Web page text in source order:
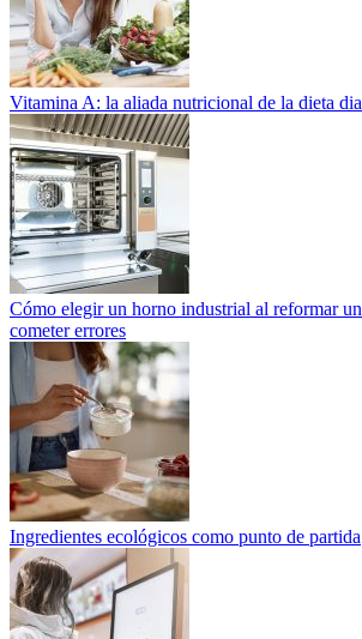
Vitamina A: la aliada nutricional de la dieta
Cómo elegir un horno industrial al reformar
cometer errores
Ingredientes ecológicos como punto de partida